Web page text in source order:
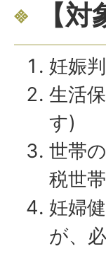
【
妊娠
生活
す)
世帯
税世
妊婦
が、